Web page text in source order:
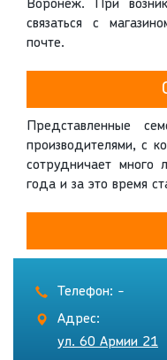
Воронеж. При
связаться с
почте.
Представленные
производителями, с
сотрудничает много
года и за это время
Телефон: -
Адрес:
ул. 60 Армии 21